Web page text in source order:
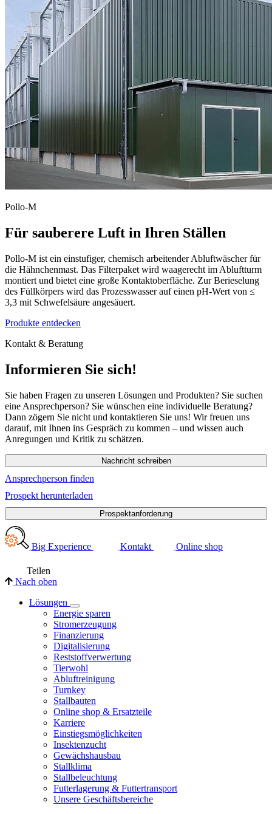
Pollo-M
Für sauberere Luft in Ihren Ställen
Pollo-M ist ein einstufiger, chemisch arbeitender Abluftwäscher für
die Hähnchenmast. Das Filterpaket wird waagerecht im Abluftturm
montiert und bietet eine große Kontaktoberfläche. Zur Berieselung
des Füllkörpers wird das Prozesswasser auf einen pH-Wert von ≤
3,3 mit Schwefelsäure angesäuert.
Produkte entdecken
Kontakt & Beratung
Informieren Sie sich!
Sie haben Fragen zu unseren Lösungen und Produkten? Sie suchen
eine Ansprechperson? Sie wünschen eine individuelle Beratung?
Dann zögern Sie nicht und kontaktieren Sie uns! Wir freuen uns
darauf, mit Ihnen ins Gespräch zu kommen – und wissen auch
Anregungen und Kritik zu schätzen.
Nachricht schreiben
Ansprechperson finden
Prospekt herunterladen
Prospektanforderung
Big Experience Kontakt Online shop
Teilen
Nach oben
Lösungen
Energie sparen
Stromerzeugung
Finanzierung
Digitalisierung
Reststoffverwertung
Tierwohl
Abluftreinigung
Turnkey
Stallbauten
Online shop & Ersatzteile
Karriere
Einstiegsmöglichkeiten
Insektenzucht
Gewächshausbau
Stallklima
Stallbeleuchtung
Futterlagerung & Futtertransport
Unsere Geschäftsbereiche